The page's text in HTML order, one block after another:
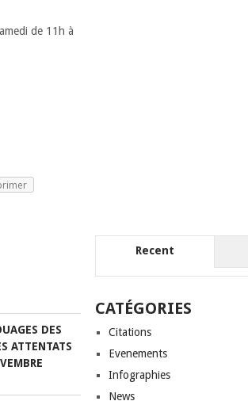
de 11h à
DES
ATTENTATS
Recent
CATÉGORIES
Citations
Evenements
Infographies
News